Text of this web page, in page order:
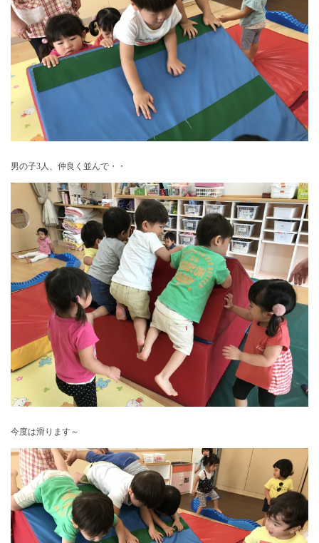
男の子3人、仲良く並んで・・
今度は滑ります～